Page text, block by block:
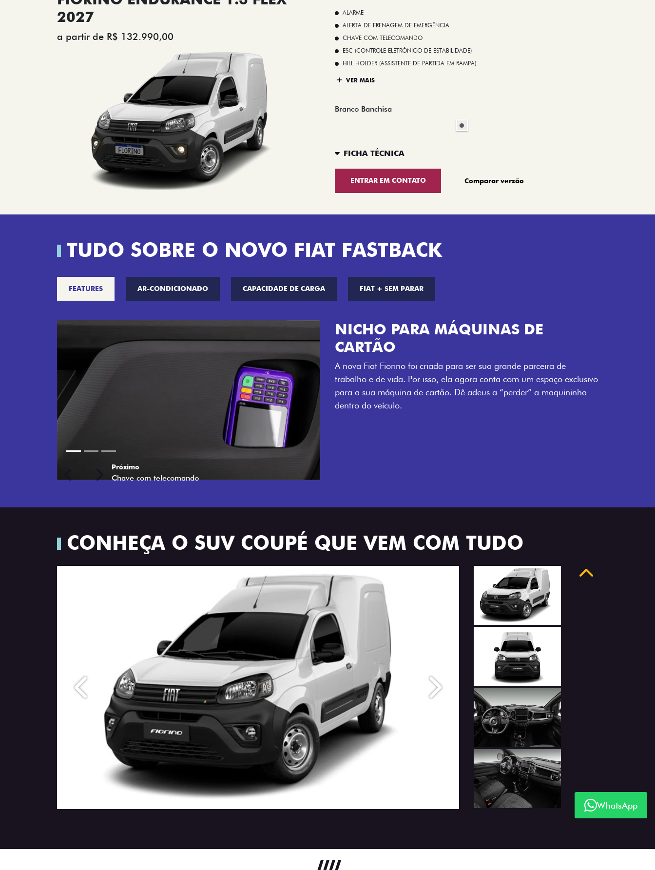
2027
a partir de R$ 132.990,00
ALARME
ALERTA DE FRENAGEM DE EMERGÊNCIA
CHAVE COM TELECOMANDO
ESC (CONTROLE ELETRÔNICO DE ESTABILIDADE)
HILL HOLDER (ASSISTENTE DE PARTIDA EM RAMPA)
VER MAIS
Branco Banchisa
FICHA TÉCNICA
ENTRAR EM CONTATO Comparar versão
TUDO SOBRE O NOVO FIAT FASTBACK
FEATURES AR-CONDICIONADO CAPACIDADE DE CARGA FIAT + SEM PARAR
CHAVE COM TELECOMANDO
Agora, a chave da sua nova Fiorino pode abrir o veículo também à
distância, e não mais somente pela fechadura. São detalhes como
esse que trazem ainda mais fluidez para o seu dia de trabalho.
PreviousNext
CONHEÇA O SUV COUPÉ QUE VEM COM TUDO
Anterior
Próximo
WhatsApp